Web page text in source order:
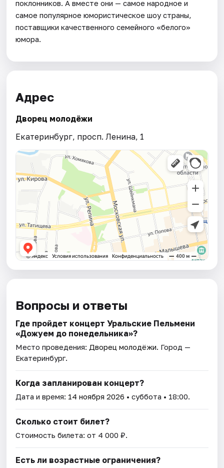
поклонников. А вместе они — самое народное и
самое популярное юмористическое шоу страны,
поставщики качественного семейного «белого»
юмора.
Адрес
Дворец молодёжи
Екатеринбург, просп. Ленина, 1
Вопросы и ответы
Где пройдет концерт Уральские Пельмени
«Дожуем до понедельника»?
Место проведения: Дворец молодёжи. Город —
Екатеринбург.
Когда запланирован концерт?
Дата и время: 14 ноября 2026 • суббота • 18:00.
Сколько стоит билет?
Стоимость билета: от 4 000 ₽.
Есть ли возрастные ограничения?